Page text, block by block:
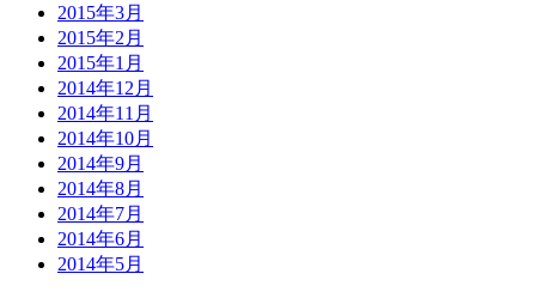
2015年3月
2015年2月
2015年1月
2014年12月
2014年11月
2014年10月
2014年9月
2014年8月
2014年7月
2014年6月
2014年5月